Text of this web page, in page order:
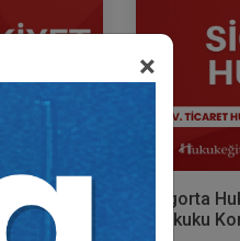
×
Ticaret
Sigorta
Hukuku